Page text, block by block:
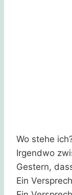
Wo stehe
Irgendwo
Gestern,
Ein